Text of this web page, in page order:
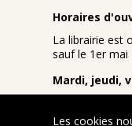
Horaires
La librairie est
sauf le 1er mai
Mardi, jeudi,
Les cookies